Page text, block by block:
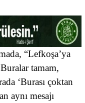
“Lefkoşa’ya
tamam,
‘Burası çoktan
aynı mesajı